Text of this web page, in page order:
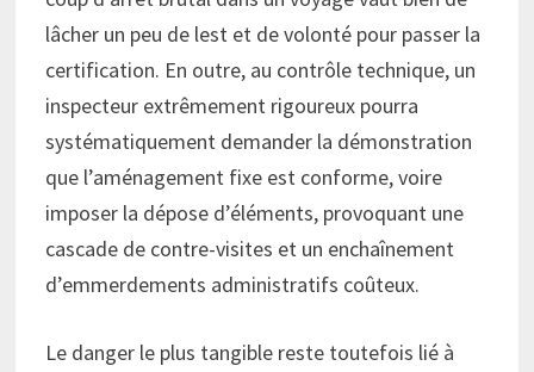
lâcher un peu de lest et de volonté pour passer la
certification. En outre, au contrôle technique, un
inspecteur extrêmement rigoureux pourra
systématiquement demander la démonstration
que l’aménagement fixe est conforme, voire
imposer la dépose d’éléments, provoquant une
cascade de contre-visites et un enchaînement
d’emmerdements administratifs coûteux.
Le danger le plus tangible reste toutefois lié à